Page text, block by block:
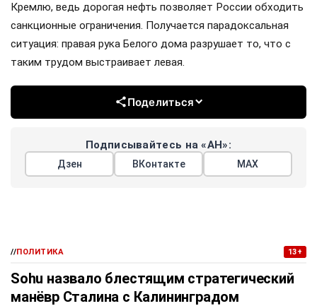
Кремлю, ведь дорогая нефть позволяет России обходить
санкционные ограничения. Получается парадоксальная
ситуация: правая рука Белого дома разрушает то, что с
таким трудом выстраивает левая.
Поделиться
Подписывайтесь на «АН»:
Дзен ВКонтакте МАХ
//ПОЛИТИКА 13+
Sohu назвало блестящим стратегический
манёвр Сталина с Калининградом